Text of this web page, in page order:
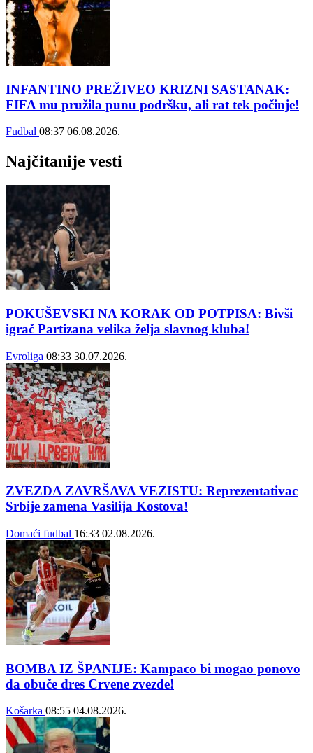
INFANTINO PREŽIVEO KRIZNI SASTANAK:
FIFA mu pružila punu podršku, ali rat tek počinje!
Fudbal 08:37 06.08.2026.
Najčitanije vesti
POKUŠEVSKI NA KORAK OD POTPISA: Bivši
igrač Partizana velika želja slavnog kluba!
Evroliga 08:33 30.07.2026.
ZVEZDA ZAVRŠAVA VEZISTU: Reprezentativac
Srbije zamena Vasilija Kostova!
Domaći fudbal 16:33 02.08.2026.
BOMBA IZ ŠPANIJE: Kampaco bi mogao ponovo
da obuče dres Crvene zvezde!
Košarka 08:55 04.08.2026.